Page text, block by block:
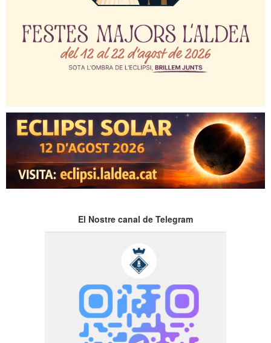
El Nostre canal de Telegram